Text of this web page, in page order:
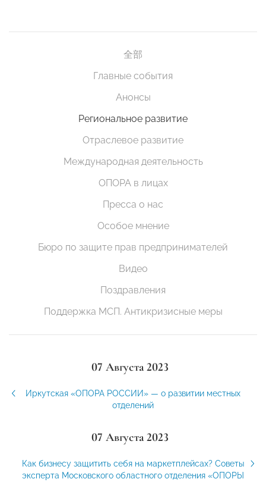
全部
Главные события
Анонсы
Региональное развитие
Отраслевое развитие
Международная деятельность
ОПОРА в лицах
Пресса о нас
Особое мнение
Бюро по защите прав предпринимателей
Видео
Поздравления
Поддержка МСП. Антикризисные меры
07 Августа 2023
Иркутская «ОПОРА РОССИИ» — о развитии местных
отделений
07 Августа 2023
Как бизнесу защитить себя на маркетплейсах? Советы
эксперта Московского областного отделения «ОПОРЫ